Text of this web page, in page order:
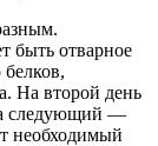
быть отварное
На второй день
следующий —
необходимый